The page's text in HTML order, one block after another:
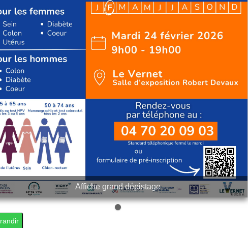
Affiche grand dépistage